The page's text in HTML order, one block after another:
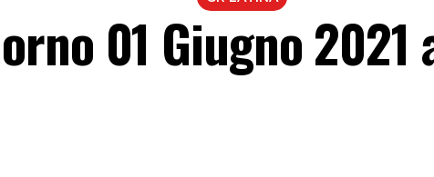
01 Giugno 2021